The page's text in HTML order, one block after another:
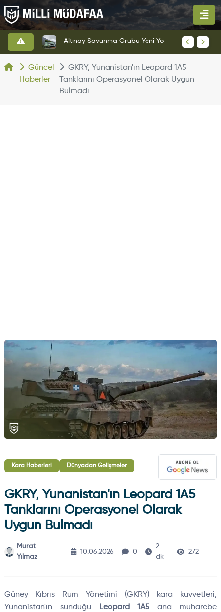
Güncel
Haberler
GKRY, Yunanistan'ın Leopard 1A5
Tanklarını Operasyonel Olarak Uygun
Bulmadı
Kara Haberleri Dünyadan Gelişmeler
GKRY, Yunanistan'ın Leopard 1A5
Tanklarını Operasyonel Olarak
Uygun Bulmadı
Murat
Yılmaz
10.06.2026 0
2
dk
272
Güney Kıbrıs Rum Yönetimi (GKRY) kara kuvvetleri,
Yunanistan'ın sunduğu
Leopard 1A5 ana muharebe